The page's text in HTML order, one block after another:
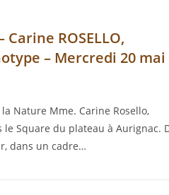
ROSELLO,
– Mercredi 20 mai
Nature Mme. Carine Rosello,
Square du plateau à Aurignac.
dans un cadre…